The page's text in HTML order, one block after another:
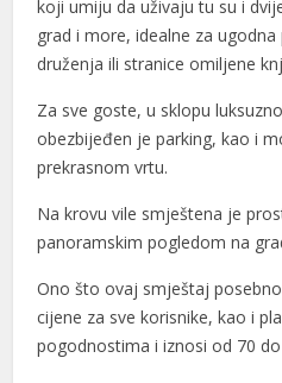
koji umiju da uživaju tu su i
grad i more, idealne za
druženja ili stranice omiljene
Za sve goste, u sklopu
obezbijeđen je parking, kao i
prekrasnom vrtu.
Na krovu vile smještena je
panoramskim pogledom na
Ono što ovaj smještaj
cijene za sve korisnike, kao i
pogodnostima i iznosi od 70